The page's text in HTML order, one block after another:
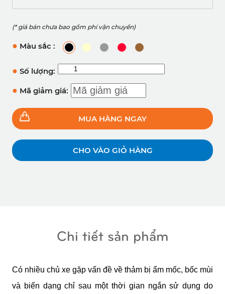
(* giá bán chưa bao gồm phí vận chuyển)
● Màu sắc :
● Số lượng:
● Mã giảm giá:
MUA HÀNG NGAY
CHO VÀO GIỎ HÀNG
Chi tiết sản phẩm
Có nhiều chủ xe gặp vấn đề về thảm bị ẩm mốc, bốc mùi
và biến dạng chỉ sau một thời gian ngắn sử dụng do